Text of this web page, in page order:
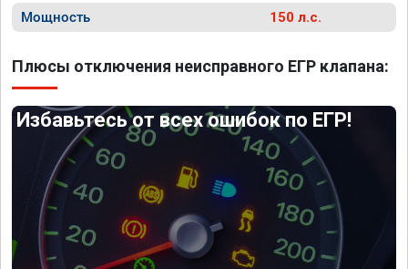
Мощность 150 л.с.
Плюсы отключения неисправного ЕГР клапана:
Избавьтесь от всех ошибок по ЕГР!